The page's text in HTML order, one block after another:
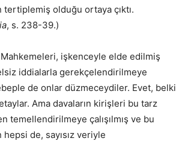
tertiplemiş olduğu ortaya çıktı.
, s. 238-39.)
işkenceyle elde edilmiş
iddialarla gerekçelendirilmeye
de onlar düzmeceydiler. Evet, belki
Ama davaların kirişleri bu tarz
temellendirilmeye çalışılmış ve bu
de, sayısız veriyle